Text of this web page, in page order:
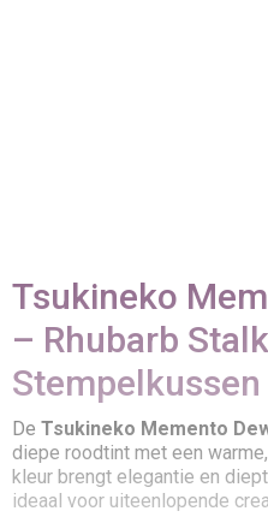
Tsukineko
– Rhubarb
Stempelkussen
De Tsukineko Memento
diepe roodtint met een
kleur brengt elegantie en
ideaal voor uiteenlopende